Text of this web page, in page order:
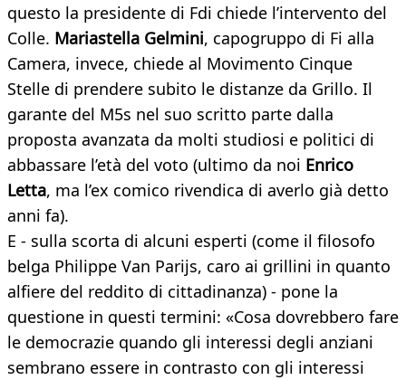
questo la presidente di Fdi chiede l’intervento del
Colle. Mariastella Gelmini, capogruppo di Fi alla
Camera, invece, chiede al Movimento Cinque
Stelle di prendere subito le distanze da Grillo. Il
garante del M5s nel suo scritto parte dalla
proposta avanzata da molti studiosi e politici di
abbassare l’età del voto (ultimo da noi Enrico
Letta, ma l’ex comico rivendica di averlo già detto
anni fa).
E - sulla scorta di alcuni esperti (come il filosofo
belga Philippe Van Parijs, caro ai grillini in quanto
alfiere del reddito di cittadinanza) - pone la
questione in questi termini: «Cosa dovrebbero fare
le democrazie quando gli interessi degli anziani
sembrano essere in contrasto con gli interessi